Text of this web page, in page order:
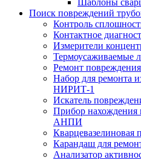
Шаблоны
Поиск повреждений
Контроль
Контактное
Измерители
Термоусаживаемые
Ремонт
Набор для ремонта
НИРИТ-1
Искатель
Прибор нахождения
АНПИ
Кварцевазелиновая
Карандаш для
Анализатор